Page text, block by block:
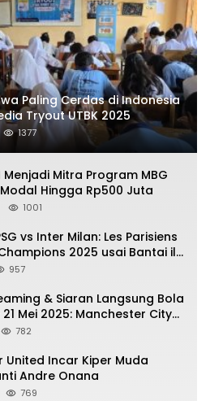
Paling Cerdas di Indonesia
Tryout UTBK 2025
1377
Menjadi Mitra Program MBG
Hingga Rp500 Juta
1001
vs Inter Milan: Les Parisiens
2025 usai Bantai il
957
& Siaran Langsung Bola
21 Mei 2025: Manchester City
782
United Incar Kiper Muda
Andre Onana
769